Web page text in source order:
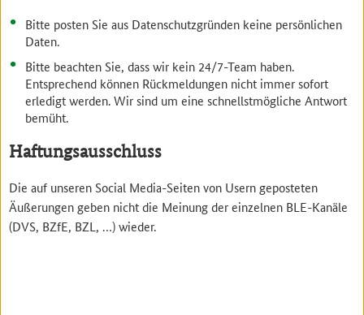
Bitte posten Sie aus Datenschutzgründen keine persönlichen
Daten.
Bitte beachten Sie, dass wir kein 24/7-Team haben.
Entsprechend können Rückmeldungen nicht immer sofort
erledigt werden. Wir sind um eine schnellstmögliche Antwort
bemüht.
Haftungsausschluss
Die auf unseren Social Media-Seiten von Usern geposteten
Äußerungen geben nicht die Meinung der einzelnen BLE-Kanäle
(DVS, BZfE, BZL, …) wieder.